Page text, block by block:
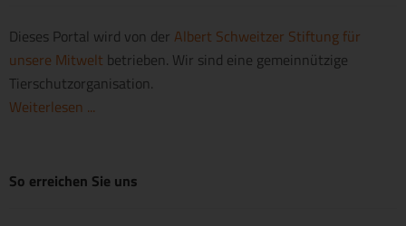
Dieses Portal wird von der Albert Schweitzer Stiftung für
unsere Mitwelt betrieben. Wir sind eine gemeinnützige
Tierschutzorganisation.
Weiterlesen ...
So erreichen Sie uns